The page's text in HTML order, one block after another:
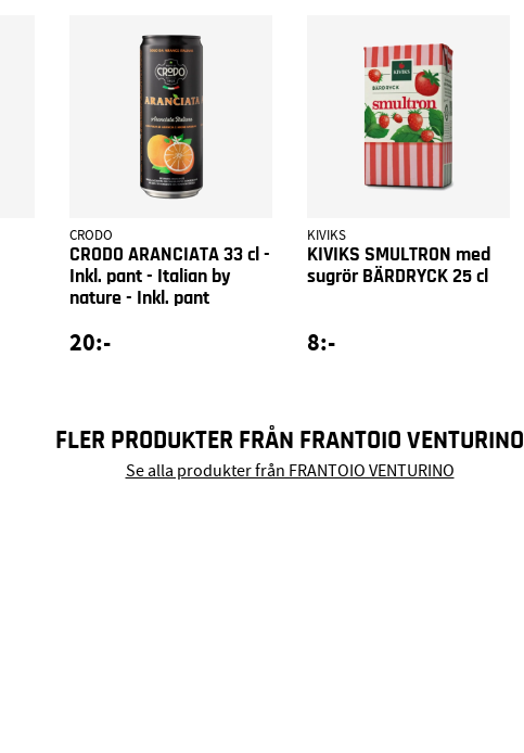
CRODO
CRODO ARANCIATA 33 cl -
Inkl. pant - Italian by
nature - Inkl. pant
20:-
KIVIKS
KIVIKS SMULTRON med
sugrör BÄRDRYCK 25 cl
8:-
FLER PRODUKTER FRÅN FRANTOIO VENTURINO
Se alla produkter från FRANTOIO VENTURINO